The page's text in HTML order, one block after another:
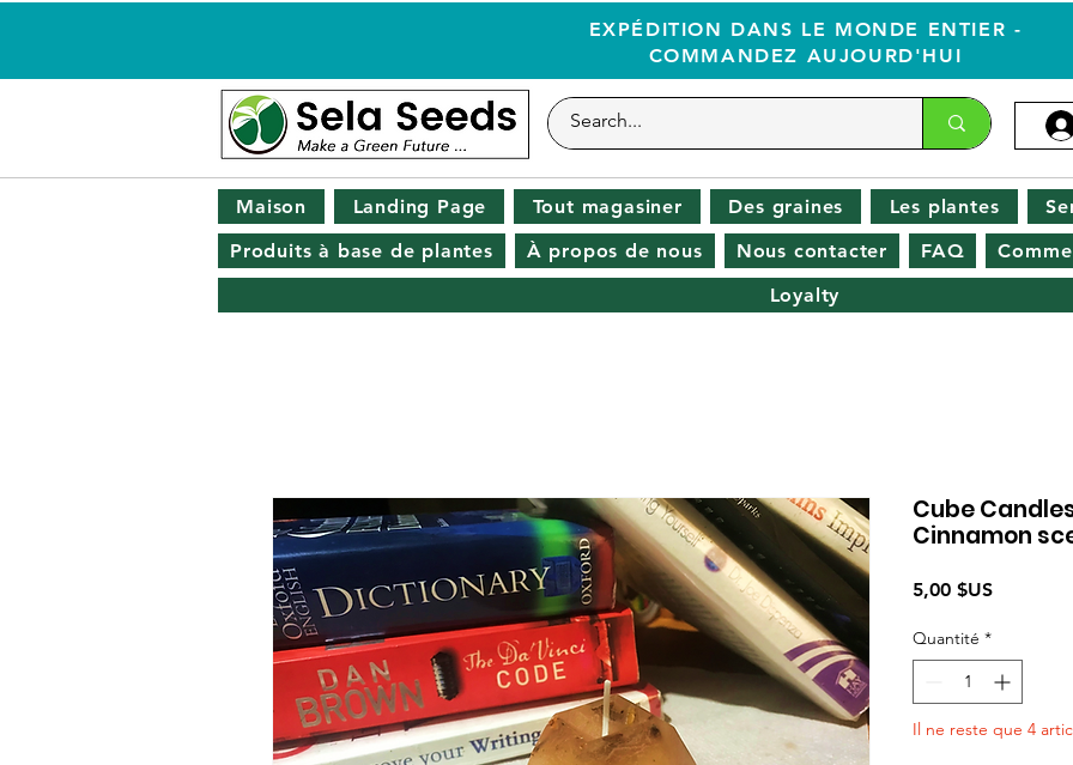
EXPÉDITION DANS LE MONDE ENTIER -
COMMANDEZ AUJOURD'HUI
Maison Landing Page Tout magasiner Des graines Les plantes
Produits à base de plantes
À propos de nous Nous contacter FAQ
Loyalty
Cube
Cinnamon
5,00 $USPrix
Quantité *
Il ne reste que 4